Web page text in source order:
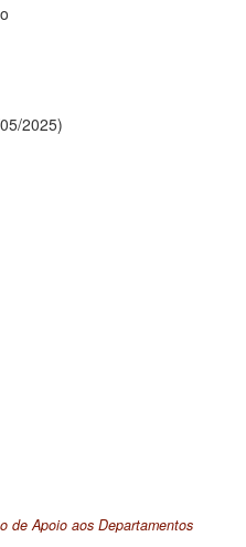
2025)
de Apoio aos Departamentos